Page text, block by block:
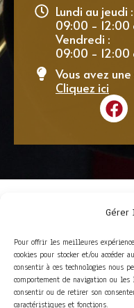
Gérer
Pour offrir les meilleures
cookies pour stocker et/ou accéder
consentir à ces technologies nous
comportement de navigation ou
consentir ou de retirer son
caractéristiques et fonctions.
Lundi au jeudi :
09:00 - 12:00
Vendredi :
09:00 - 12:00
Vous avez
Cliquez ici
ACCÈS RAPIDE